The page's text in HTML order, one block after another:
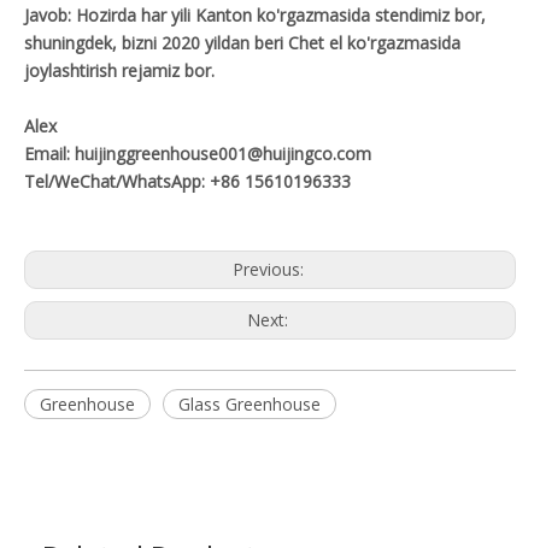
Javob: Hozirda har yili Kanton ko'rgazmasida stendimiz bor,
shuningdek, bizni 2020 yildan beri Chet el ko'rgazmasida
joylashtirish rejamiz bor.
Alex
Email: huijinggreenhouse001@huijingco.com
Tel/WeChat/WhatsApp: +86 15610196333
Previous:
Next:
Greenhouse Glass Greenhouse